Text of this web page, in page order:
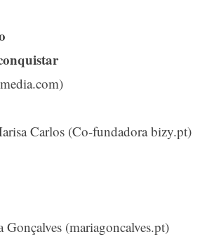
Carlos (Co-fundadora bizy.pt)
(mariagoncalves.pt)